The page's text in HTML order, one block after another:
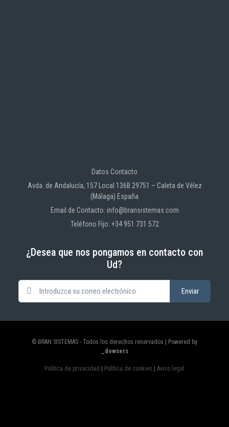
Datos Contacto
Avda. de Andalucía, 157 Local 136B 29751 – Caleta de Vélez
(Málaga) España
Email de Contacto: info@bransistemas.com
Teléfono Fijo: +34 951 731 572
¿Desea que nos pongamos en contacto con
Ud?
© BRAN SISTEMAS - Todos los derechos reservados | Powered by
_dowsers
Política de privacidad Política de cookies Aviso legal